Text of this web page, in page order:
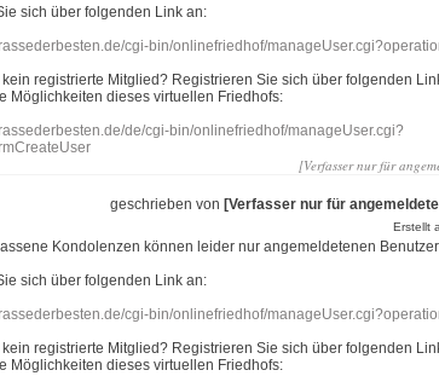
sich über folgenden Link an:
cgi-bin/onlinefriedhof/
registrierte Mitglied? Registrieren Sie sich über folgenden
Möglichkeiten dieses virtuellen Friedhofs:
de/cgi-bin/onlinefriedhof/manageUser.cgi?
[Verfasser nur für
geschrieben von [Verfasser nur für
Erstellt
Kondolenzen können leider nur angemeldetenen
sich über folgenden Link an:
cgi-bin/onlinefriedhof/
registrierte Mitglied? Registrieren Sie sich über folgenden
Möglichkeiten dieses virtuellen Friedhofs: